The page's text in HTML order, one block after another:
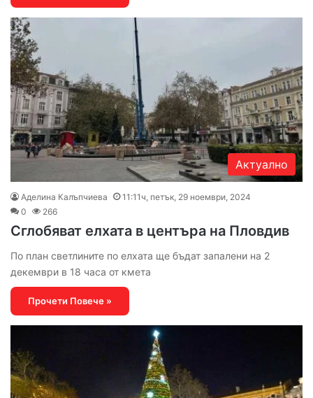
Актуално
Аделина Калъпчиева
11:11ч, петък, 29 ноември, 2024
0
266
Сглобяват елхата в центъра на Пловдив
По план светлините по елхата ще бъдат запалени на 2
декември в 18 часа от кмета
Прочети Повече »